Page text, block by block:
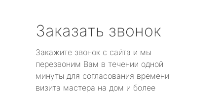
Заказать звонок
Закажите звонок с сайта и мы
перезвоним Вам в течении одной
минуты для согласования времени
визита мастера на дом и более